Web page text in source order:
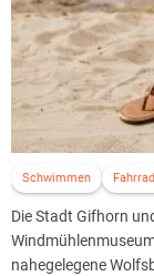
Schwimmen
Die Stadt Gifhorn
nahegelegene